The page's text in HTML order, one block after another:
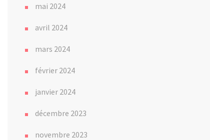
mai 2024
avril 2024
mars 2024
février 2024
janvier 2024
décembre 2023
novembre 2023